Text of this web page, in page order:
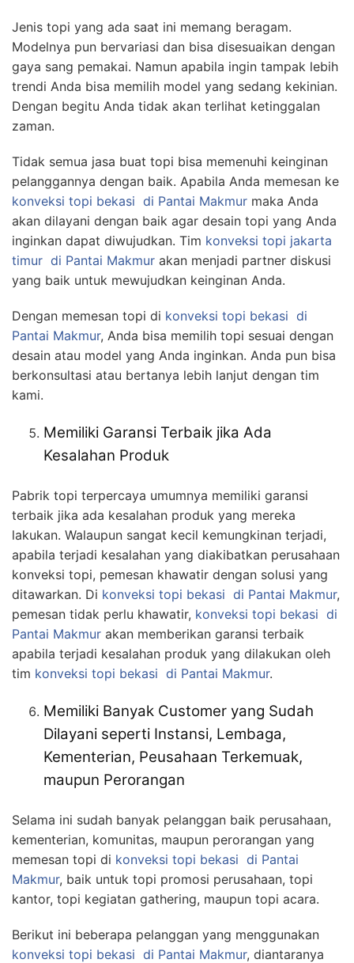
Jenis topi yang ada saat ini memang beragam.
Modelnya pun bervariasi dan bisa disesuaikan dengan
gaya sang pemakai. Namun apabila ingin tampak lebih
trendi Anda bisa memilih model yang sedang kekinian.
Dengan begitu Anda tidak akan terlihat ketinggalan
zaman.
Tidak semua jasa buat topi bisa memenuhi keinginan
pelanggannya dengan baik. Apabila Anda memesan ke
konveksi topi bekasi di Pantai Makmur maka Anda
akan dilayani dengan baik agar desain topi yang Anda
inginkan dapat diwujudkan. Tim konveksi topi jakarta
timur di Pantai Makmur akan menjadi partner diskusi
yang baik untuk mewujudkan keinginan Anda.
Dengan memesan topi di konveksi topi bekasi di
Pantai Makmur, Anda bisa memilih topi sesuai dengan
desain atau model yang Anda inginkan. Anda pun bisa
berkonsultasi atau bertanya lebih lanjut dengan tim
kami.
Memiliki Garansi Terbaik jika Ada
Kesalahan Produk
Pabrik topi terpercaya umumnya memiliki garansi
terbaik jika ada kesalahan produk yang mereka
lakukan. Walaupun sangat kecil kemungkinan terjadi,
apabila terjadi kesalahan yang diakibatkan perusahaan
konveksi topi, pemesan khawatir dengan solusi yang
ditawarkan. Di konveksi topi bekasi di Pantai Makmur,
pemesan tidak perlu khawatir, konveksi topi bekasi di
Pantai Makmur akan memberikan garansi terbaik
apabila terjadi kesalahan produk yang dilakukan oleh
tim konveksi topi bekasi di Pantai Makmur.
Memiliki Banyak Customer yang Sudah
Dilayani seperti Instansi, Lembaga,
Kementerian, Peusahaan Terkemuak,
maupun Perorangan
Selama ini sudah banyak pelanggan baik perusahaan,
kementerian, komunitas, maupun perorangan yang
memesan topi di konveksi topi bekasi di Pantai
Makmur, baik untuk topi promosi perusahaan, topi
kantor, topi kegiatan gathering, maupun topi acara.
Berikut ini beberapa pelanggan yang menggunakan
konveksi topi bekasi di Pantai Makmur, diantaranya